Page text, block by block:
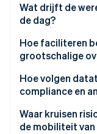
Nu
Wat drijft de
de dag?
Hoe faciliteren
grootschalige
Wereldwijde
Wallets en
Blockchain-
Hoe volgen
compliance en
Waar kruisen
de mobiliteit